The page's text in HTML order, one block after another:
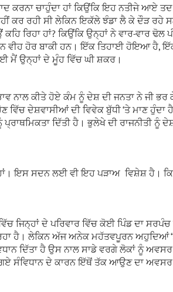
ਕਰਨਾ ਚਾਹੁੰਦਾ ਹਾਂ ਕਿਉਂਕਿ ਇਹ ਨਤੀਜੇ ਆਏ
ਕਰ ਰਹੀ ਸੀ ਲੇਕਿਨ ਇਕੱਲੇ ਝੰਡਾ ਲੈ ਕੇ ਦੌੜ
ਰਿਹਾ ਹਾਂ? ਕਿਉਂਕਿ ਉਨ੍ਹਾਂ ਨੇ ਵਾਰ-ਵਾਰ ਢੋਲ
ਵੀਹ ਹੋਰ ਬਾਕੀ ਹਨ। ਇੱਕ ਤਿਹਾਈ ਹੋਇਆ ਹੈ,
ਮੈਂ ਉਨ੍ਹਾਂ ਦੇ ਮੂੰਹ ਵਿੱਚ ਘੀ ਸ਼ਕਰ।
ਕੀਤੇ ਹੋਏ ਕੰਮ ਨੂੰ ਦੇਸ਼ ਦੀ ਜਨਤਾ ਨੇ ਜੀ ਭਰ
ਦੇਸ਼ਵਾਸੀਆਂ ਦੀ ਵਿਵੇਕ ਬੁੱਧੀ ‘ਤੇ ਮਾਣ ਹੁੰਦਾ
ਪ੍ਰਾਥਮਿਕਤਾ ਦਿੱਤੀ ਹੈ। ਭੁਲੇਖੇ ਦੀ
ਇਸ ਸਦਨ ਲਈ ਵੀ ਇਹ ਪੜਾਅ ਵਿਸ਼ੇਸ਼ ਹੈ।
ਦੇ ਪਰਿਵਾਰ ਵਿੱਚ ਕੋਈ ਪਿੰਡ ਦਾ ਸਰਪੰਚ
ਹੈ। ਲੇਕਿਨ ਅੱਜ ਅਨੇਕ ਮਹੱਤਵਪੂਰਨ ਅਹੁਦਿਆਂ
ਦਿੱਤਾ ਹੈ ਉਸ ਨਾਲ ਸਾਡੇ ਵਰਗੇ ਲੋਕਾਂ ਨੂੰ
ਸੰਵਿਧਾਨ ਦੇ ਕਾਰਨ ਇੱਥੋਂ ਤੱਕ ਆਉਣ ਦਾ